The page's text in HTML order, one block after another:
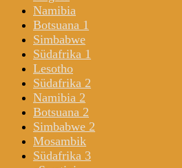
Namibia
Botsuana 1
Simbabwe
Südafrika 1
Lesotho
Südafrika 2
Namibia 2
Botsuana 2
Simbabwe 2
Mosambik
Südafrika 3